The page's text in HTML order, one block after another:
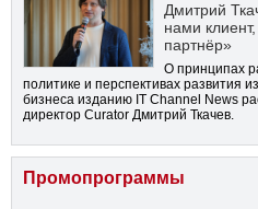
Дмитрий
нами
партнёр»
О принципах
политике и перспективах развития
бизнеса изданию IT Channel News
директор Curator Дмитрий Ткачев.
Промопрограммы